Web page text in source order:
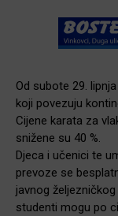
Od subote 29.
koji povezuju
Cijene karata za
snižene su 40 %.
Djeca i učenici te
prevoze se
javnog
studenti mogu po